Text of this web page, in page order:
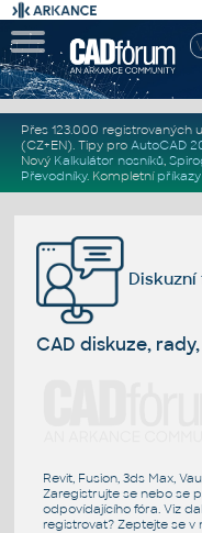
Přes 123.000 registrovaných
(CZ+EN). Tipy pro AutoCAD
Nový Kalkulátor nosníků,
Převodníky. Kompletní příkazy
CAD diskuze,
Revit, Fusion, 3ds Max,
Zaregistrujte se nebo se
odpovídajícího fóra. Viz
registrovat? Zeptejte se v